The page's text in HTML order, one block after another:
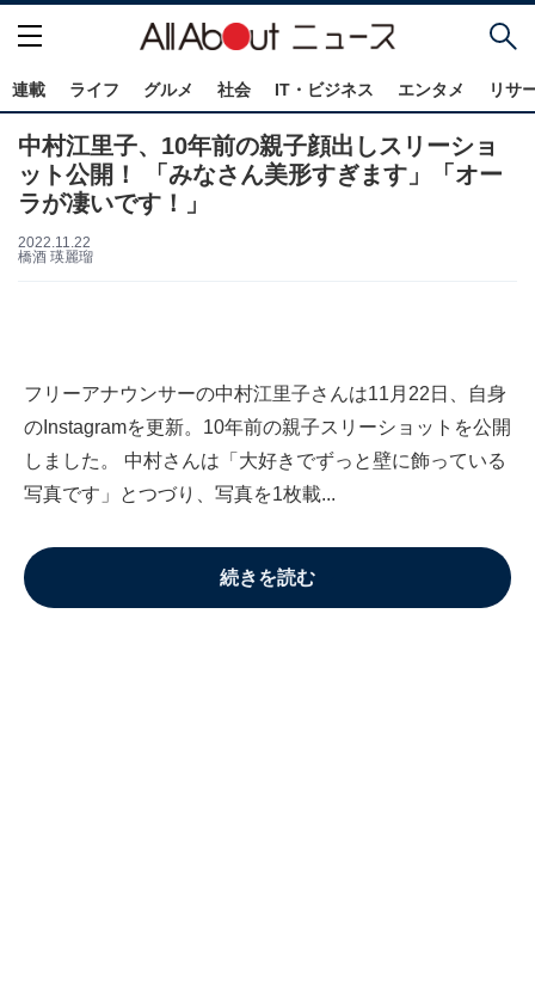
連載 ライフ グルメ 社会 IT・ビジネス エンタメ リサ
中村江里子、10年前の親子顔出しスリーショ
ット公開！ 「みなさん美形すぎます」「オー
ラが凄いです！」
2022.11.22
橋酒 瑛麗瑠
フリーアナウンサーの中村江里子さんは11月22日、自身
のInstagramを更新。10年前の親子スリーショットを公開
しました。 中村さんは「大好きでずっと壁に飾っている
写真です」とつづり、写真を1枚載...
続きを読む